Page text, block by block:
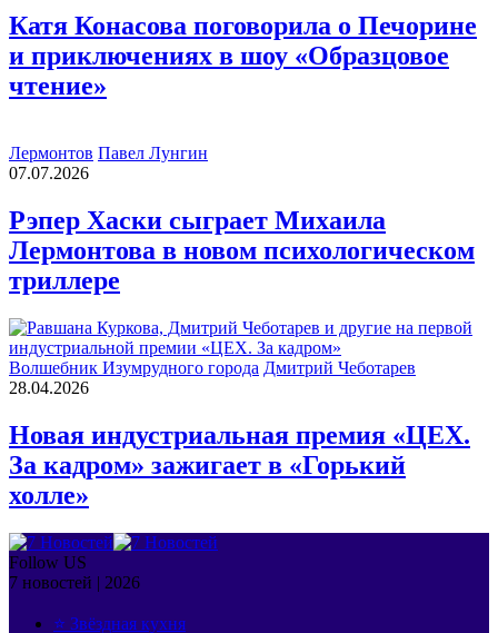
Катя Конасова поговорила о Печорине
и приключениях в шоу «Образцовое
чтение»
Лермонтов Павел Лунгин
07.07.2026
Рэпер Хаски сыграет Михаила
Лермонтова в новом психологическом
триллере
Волшебник Изумрудного города Дмитрий Чеботарев
28.04.2026
Новая индустриальная премия «ЦЕХ.
За кадром» зажигает в «Горький
холле»
Follow US
7 новостей | 2026
⭐ Звёздная кухня